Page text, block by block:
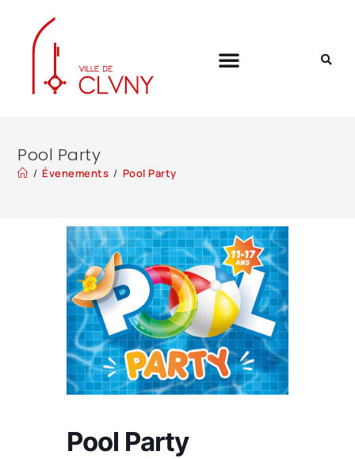
Pool Party
/ Évenements / Pool Party
Pool Party